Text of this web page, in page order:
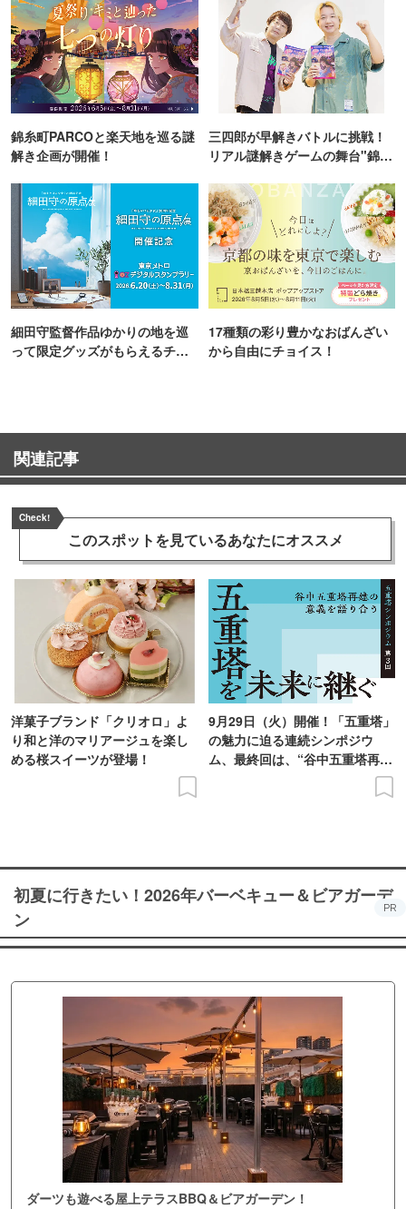
錦糸町PARCOと楽天地を巡る謎
解き企画が開催！
三四郎が早解きバトルに挑戦！
リアル謎解きゲームの舞台"錦糸
細田守監督作品ゆかりの地を巡
って限定グッズがもらえるチャ
17種類の彩り豊かなおばんざい
から自由にチョイス！
関連記事
Check!
このスポットを見ているあなたにオススメ
洋菓子ブランド「クリオロ」よ
り和と洋のマリアージュを楽し
める桜スイーツが登場！
9月29日（火）開催！「五重塔」
の魅力に迫る連続シンポジウ
ム、最終回は、“谷中五重塔再建
初夏に行きたい！2026年バーベキュー＆ビアガーデ
ン
PR
ダーツも遊べる屋上テラスBBQ＆ビアガーデン！